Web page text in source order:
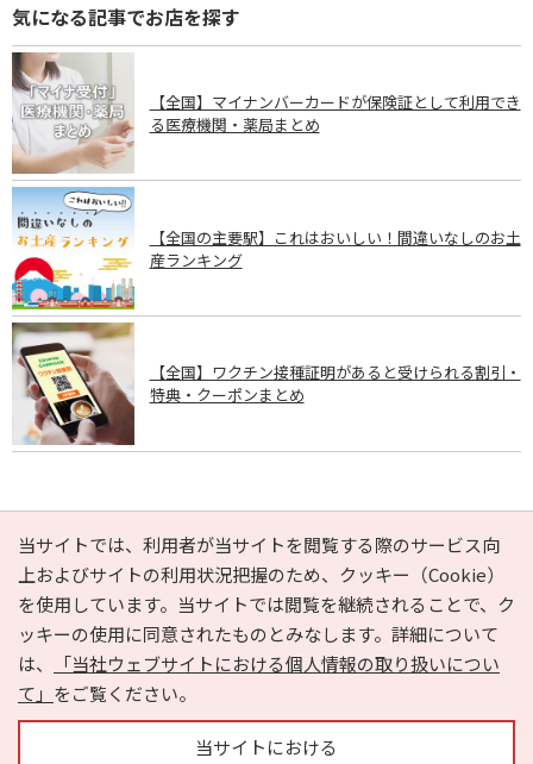
気になる記事でお店を探す
【全国】マイナンバーカードが保険証として利用でき
る医療機関・薬局まとめ
【全国の主要駅】これはおいしい！間違いなしのお土
産ランキング
【全国】ワクチン接種証明があると受けられる割引・
特典・クーポンまとめ
PAGE TOP
当サイトでは、利用者が当サイトを閲覧する際のサービス向
上およびサイトの利用状況把握のため、クッキー（Cookie）
を使用しています。当サイトでは閲覧を継続されることで、ク
ッキーの使用に同意されたものとみなします。詳細について
は、
「当社ウェブサイトにおける個人情報の取り扱いについ
て」 をご覧ください。
当サイトにおける
e-NAVITA（イーナビタ）とは？ お気に入り
ヘルプ
利用規約
個人情報の取り扱いについて
運営会社
サイトマップ
広告掲載に関するお問い合わせ